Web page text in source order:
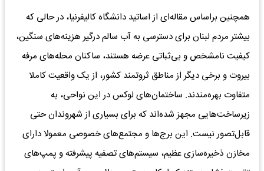
همچنین براساس مقاله‌ای از اساتید دانشگاه کالیفرنیا، در حالی ‌که
بیشتر مردم لبنان برای دسترسی به آب سالم درگیر هزینه‌های سنگین،
کیفیت نامشخص و بی‌ثباتی عرضه هستند، ساکنان محله‌های مرفه
بیروت و برخی دیگر از مناطق ثروتمند کشور، از یک واقعیت کاملا
متفاوت بهره‌مندند. ساختمان‌های لوکس در این نواحی، به
زیرساخت‌هایی مجهز شده‌اند که برای بسیاری از شهروندان حتی
قابل‌تصور نیست. این برج‌ها و مجتمع‌های خصوصی معمولا دارای
مخازن ذخیره‌سازی عظیم، سیستم‌های تصفیه پیشرفته و پمپ‌های